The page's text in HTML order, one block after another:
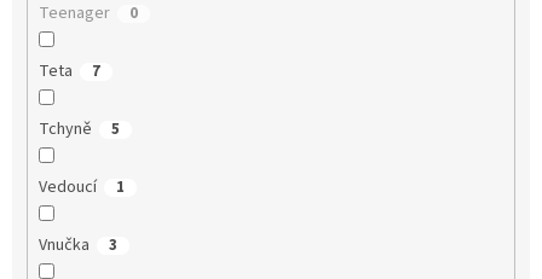
Teenager 0
Teta 7
Tchyně 5
Vedoucí 1
Vnučka 3